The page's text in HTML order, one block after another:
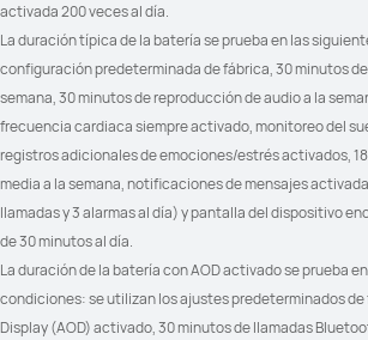
Trail Run (tendencia de altitud)
Trail Run (distancia estimada hasta
el punto de control)
Ciclismo de potencia virtual
Ciclismo FTP: Cálculo automático
activada 200 veces al día.
La duración típica de la batería se prueba en las
configuración predeterminada de fábrica, 30 minutos
semana, 30 minutos de reproducción de audio a la
frecuencia cardiaca siempre activado, monitoreo del
registros adicionales de emociones/estrés activados,
media a la semana, notificaciones de mensajes
llamadas y 3 alarmas al día) y pantalla del dispositivo
de 30 minutos al día.
La duración de la batería con AOD activado se prueba
condiciones: se utilizan los ajustes predeterminados de
Display (AOD) activado, 30 minutos de llamadas